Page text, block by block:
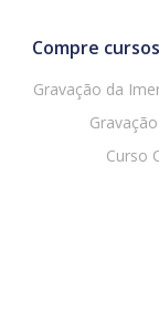
Compre
Gravação da
Curso